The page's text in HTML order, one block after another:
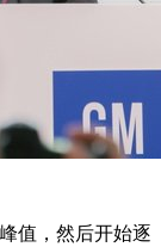
值，然后开始逐